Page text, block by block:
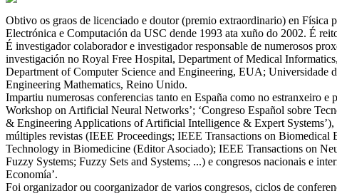
Obtivo os graos de licenciado e doutor (premio extraordinario) en
Electrónica e Computación da USC dende 1993 ata xuño do 2002. É
É investigador colaborador e investigador responsable de numerosos
investigación no Royal Free Hospital, Department of Medical
Department of Computer Science and Engineering, EUA;
Engineering Mathematics, Reino Unido.
Impartiu numerosas conferencias tanto en España como no estranxeiro
Workshop on Artificial Neural Networks’; ‘Congreso Español sobre
& Engineering Applications of Artificial Intelligence & Expert Systems’),
múltiples revistas (IEEE Proceedings; IEEE Transactions on
Technology in Biomedicine (Editor Asociado); IEEE Transactions on
Fuzzy Systems; Fuzzy Sets and Systems; ...) e congresos nacionais e
Economía’.
Foi organizador ou coorganizador de varios congresos, ciclos de